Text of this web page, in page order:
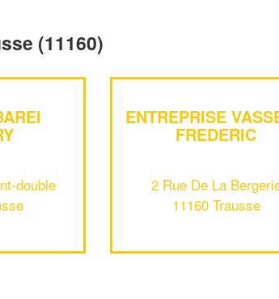
(11160)
double
ENTREPRISE
FREDERIC
2 Rue De La
11160 Trausse